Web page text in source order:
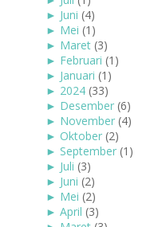
► Juni (4)
► Mei (1)
► Maret (3)
► Februari (1)
► Januari (1)
► 2024 (33)
► Desember (6)
► November (4)
► Oktober (2)
► September (1)
► Juli (3)
► Juni (2)
► Mei (2)
► April (3)